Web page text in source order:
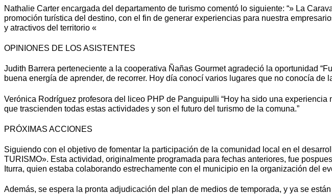
Nathalie Carter encargada del departamento de turismo comentó lo siguiente: “» La
promoción turística del destino, con el fin de generar experiencias para nuestra
y atractivos del territorio «
OPINIONES DE LOS ASISTENTES
Judith Barrera perteneciente a la cooperativa Ñañas Gourmet agradeció la oportunidad
buena energía de aprender, de recorrer. Hoy día conocí varios lugares que no conocía
Verónica Rodríguez profesora del liceo PHP de Panguipulli “Hoy ha sido una
que trascienden todas estas actividades y son el futuro del turismo de la comuna.”
PRÓXIMAS ACCIONES
Siguiendo con el objetivo de fomentar la participación de la comunidad local en el
TURISMO». Esta actividad, originalmente programada para fechas anteriores, fue
Iturra, quien estaba colaborando estrechamente con el municipio en la organización del
Además, se espera la pronta adjudicación del plan de medios de temporada, y ya se